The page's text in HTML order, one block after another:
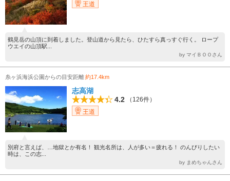
王道
鶴見岳の山頂に到着しました。登山道から見たら、ひたすら真っすぐ行く。 ロープ
ウエイの山頂駅...
by マイＢＯＯさん
糸ヶ浜海浜公園からの目安距離約17.4km
志高湖
4.2
（126件）
王道
別府と言えば、…地獄とか有名！ 観光名所は、人が多い＝疲れる！ のんびりしたい
時は、この志...
by まめちゃんさん